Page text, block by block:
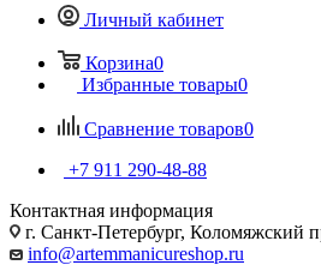
Личный кабинет
Корзина0
Избранные товары0
Сравнение товаров0
+7 911 290-48-88
Контактная информация
г. Санкт-Петербург, Коломяжский
info@artemmanicureshop.ru